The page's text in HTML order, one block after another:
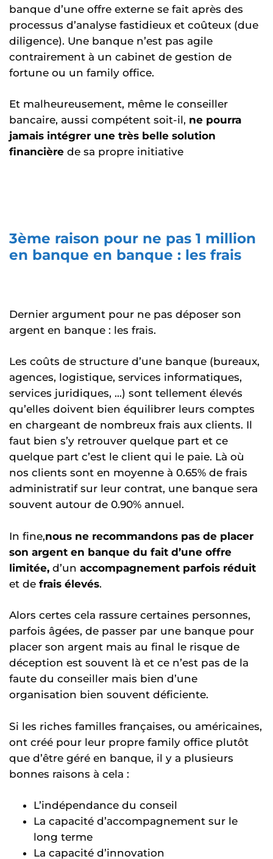
banque d’une offre externe se fait après des
processus d’analyse fastidieux et coûteux (due
diligence). Une banque n’est pas agile
contrairement à un cabinet de gestion de
fortune ou un family office.
Et malheureusement, même le conseiller
bancaire, aussi compétent soit-il, ne pourra
jamais intégrer une très belle solution
financière de sa propre initiative
3ème raison pour ne pas 1 million
en banque en banque : les frais
Dernier argument pour ne pas déposer son
argent en banque : les frais.
Les coûts de structure d’une banque (bureaux,
agences, logistique, services informatiques,
services juridiques, …) sont tellement élevés
qu’elles doivent bien équilibrer leurs comptes
en chargeant de nombreux frais aux clients. Il
faut bien s’y retrouver quelque part et ce
quelque part c’est le client qui le paie. Là où
nos clients sont en moyenne à 0.65% de frais
administratif sur leur contrat, une banque sera
souvent autour de 0.90% annuel.
In fine,nous ne recommandons pas de placer
son argent en banque du fait d’une offre
limitée, d’un accompagnement parfois réduit
et de frais élevés.
Alors certes cela rassure certaines personnes,
parfois âgées, de passer par une banque pour
placer son argent mais au final le risque de
déception est souvent là et ce n’est pas de la
faute du conseiller mais bien d’une
organisation bien souvent déficiente.
Si les riches familles françaises, ou américaines,
ont créé pour leur propre family office plutôt
que d’être géré en banque, il y a plusieurs
bonnes raisons à cela :
L’indépendance du conseil
La capacité d’accompagnement sur le
long terme
La capacité d’innovation